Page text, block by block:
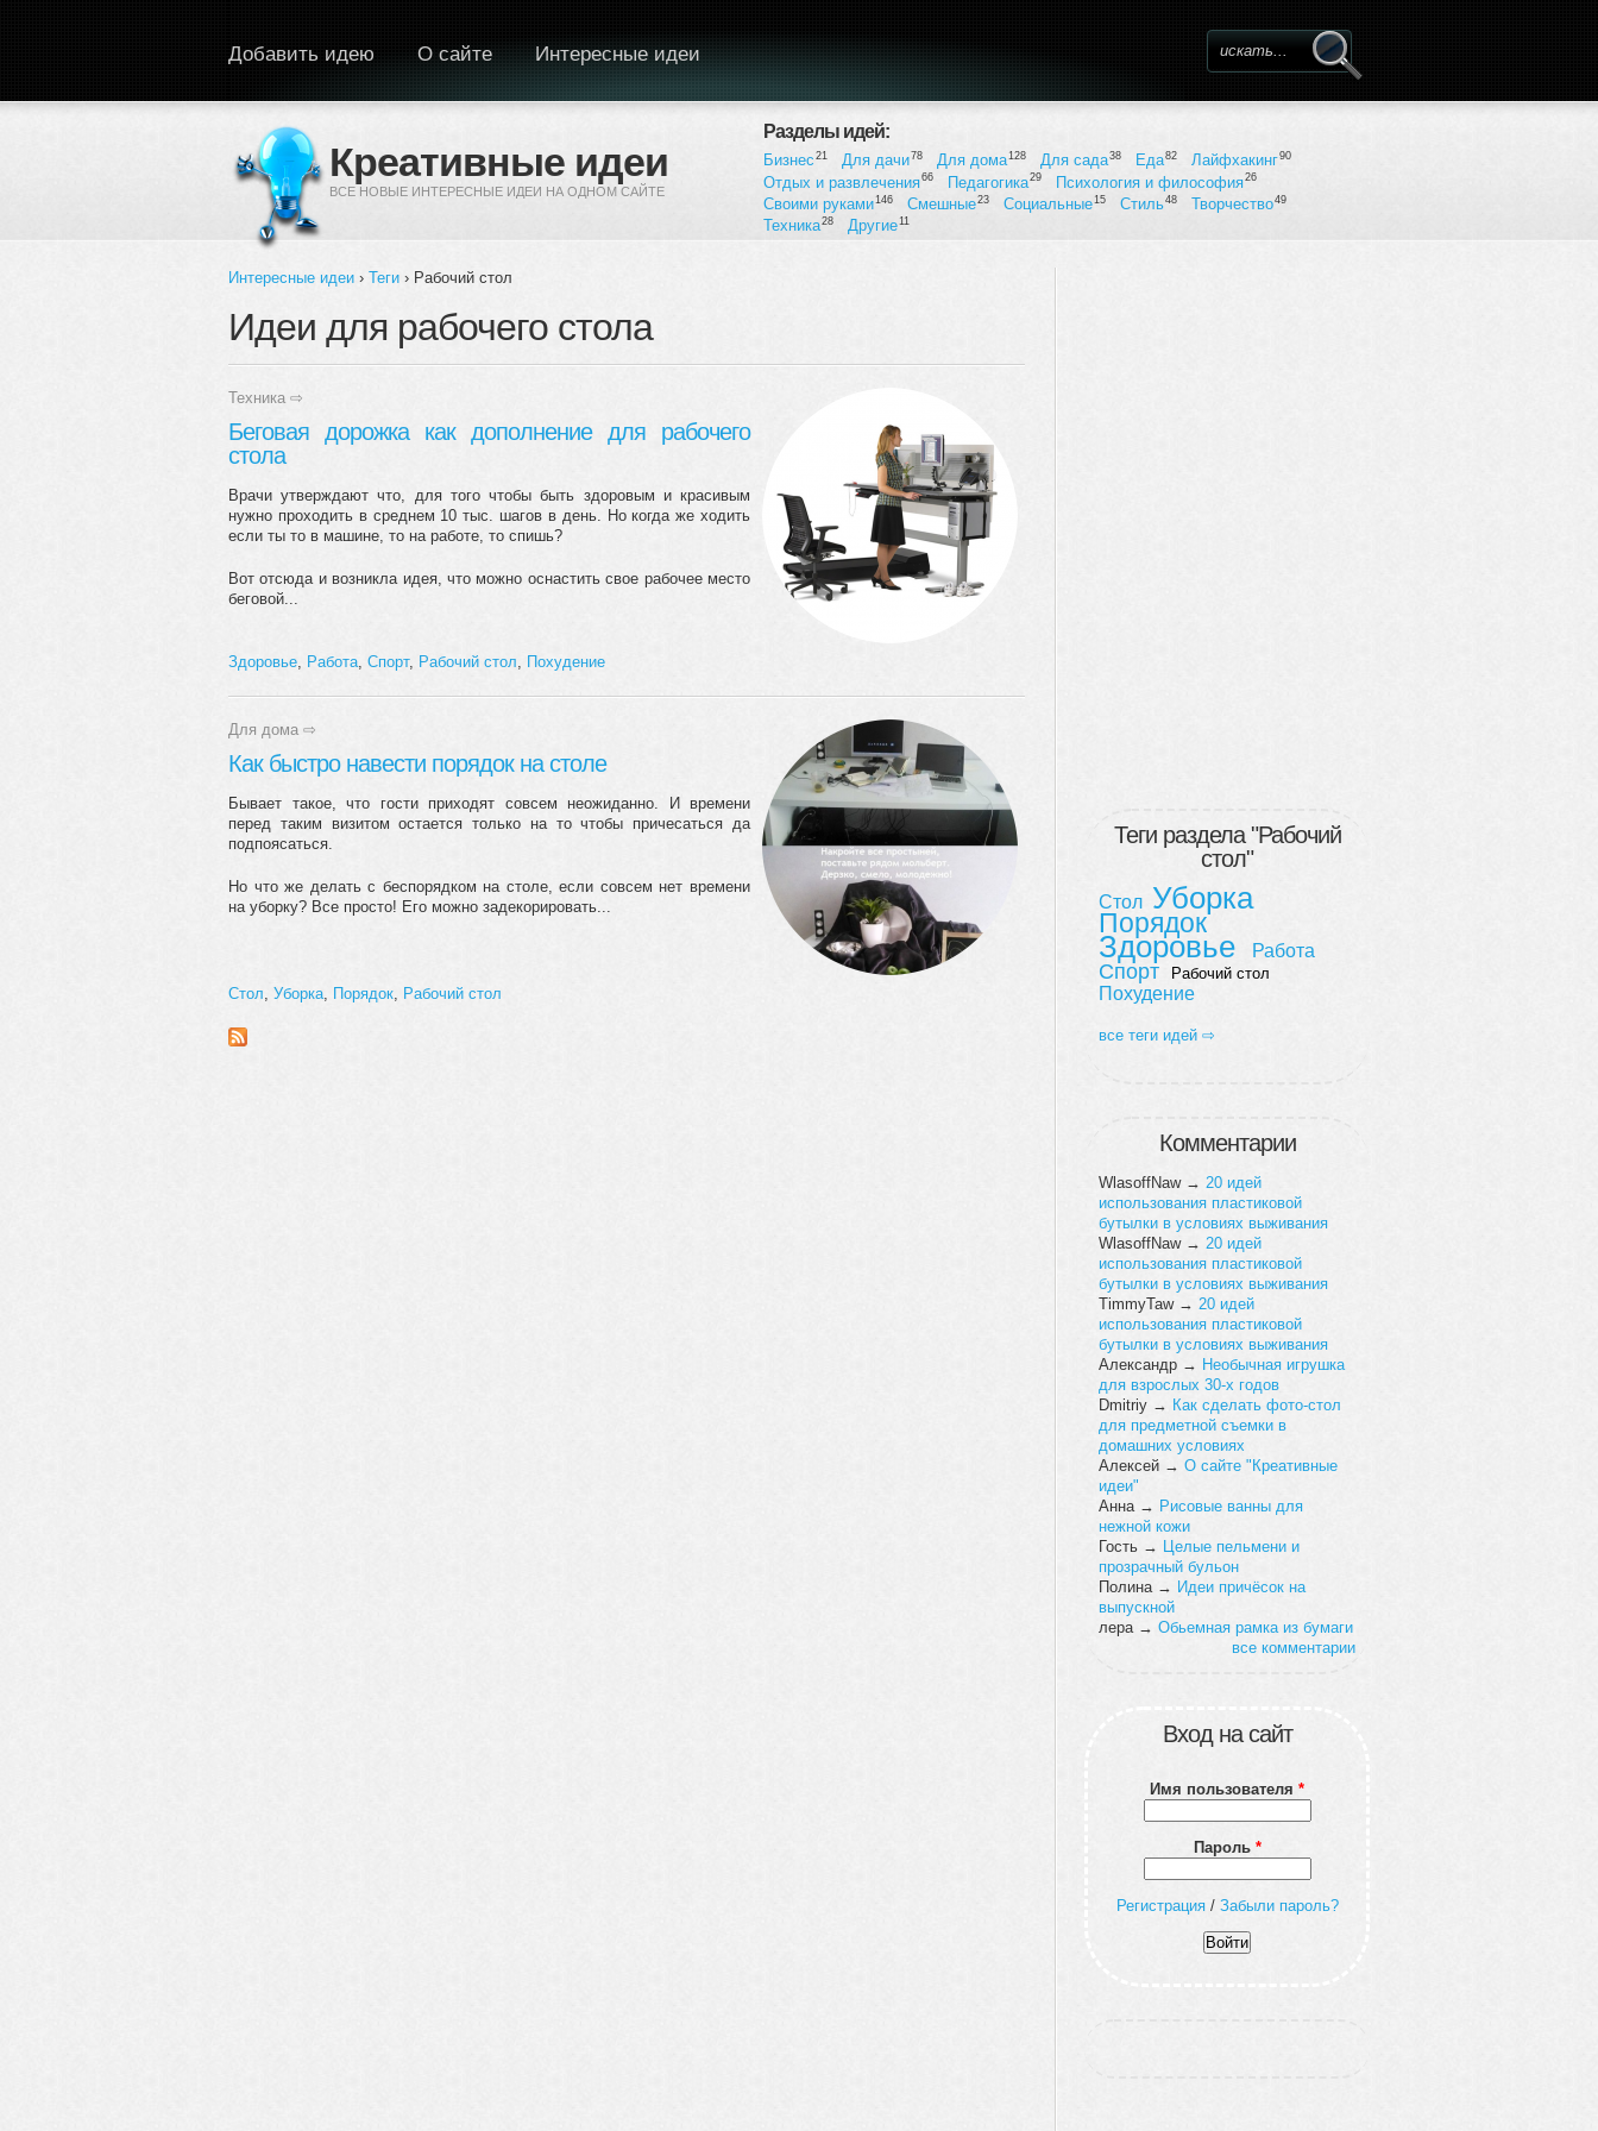
Креативные идеи
ВСЕ НОВЫЕ ИНТЕРЕСНЫЕ ИДЕИ НА ОДНОМ САЙТЕ
Добавить идею О сайте Интересные идеи Форма поиска
Разделы идей:
Бизнес 21 Для дачи78 Для дома128 Для сада38 Еда82 Лайфхакинг90
Отдых и развлечения66 Педагогика29 Психология и философия26
Своими руками146 Смешные23 Социальные 15 Стиль48 Творчество49
Техника28 Другие 11
Вы здесь
Интересные идеи › Теги › Рабочий стол
Идеи для рабочего стола
Техника ⇨
Беговая дорожка как дополнение для рабочего
стола
Врачи утверждают что, для того чтобы быть здоровым и красивым
нужно проходить в среднем 10 тыс. шагов в день. Но когда же ходить
если ты то в машине, то на работе, то спишь?
Вот отсюда и возникла идея, что можно оснастить свое рабочее место
беговой...
Здоровье Работа Спорт, Рабочий стол Похудение
Для дома ⇨
Как быстро навести порядок на столе
Бывает такое, что гости приходят совсем неожиданно. И времени
перед таким визитом остается только на то чтобы причесаться да
подпоясаться.
Но что же делать с беспорядком на столе, если совсем нет времени
на уборку? Все просто! Его можно задекорировать...
Стол Уборка Порядок Рабочий стол
Теги раздела "Рабочий
стол"
Стол Уборка
Порядок
Здоровье Работа
Спорт Рабочий стол
Похудение
все теги идей ⇨
Комментарии
WlasoffNaw→ 20 идей
использования пластиковой
бутылки в условиях выживания
WlasoffNaw→ 20 идей
использования пластиковой
бутылки в условиях выживания
TimmyTaw→ 20 идей
использования пластиковой
бутылки в условиях выживания
Александр → Необычная игрушка
для взрослых 30-х годов
Dmitriy → Как сделать фото-стол
для предметной съемки в
домашних условиях
Алексей → О сайте "Креативные
идеи"
Анна→ Рисовые ванны для
нежной кожи
Гость → Целые пельмени и
прозрачный бульон
Полина→ Идеи причёсок на
выпускной
лера→ Обьемная рамка из бумаги
все комментарии
Вход на сайт
Имя пользователя *
Пароль *
Регистрация/ Забыли пароль?